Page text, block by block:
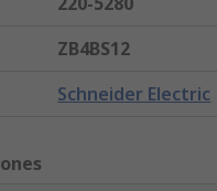
ZB4BS12
Schneider Electric